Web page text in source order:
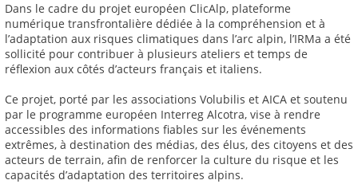
Dans le cadre du projet européen ClicAlp, plateforme
numérique transfrontalière dédiée à la compréhension et à
l’adaptation aux risques climatiques dans l’arc alpin, l’IRMa a été
sollicité pour contribuer à plusieurs ateliers et temps de
réflexion aux côtés d’acteurs français et italiens.
Ce projet, porté par les associations Volubilis et AICA et soutenu
par le programme européen Interreg Alcotra, vise à rendre
accessibles des informations fiables sur les événements
extrêmes, à destination des médias, des élus, des citoyens et des
acteurs de terrain, afin de renforcer la culture du risque et les
capacités d’adaptation des territoires alpins.